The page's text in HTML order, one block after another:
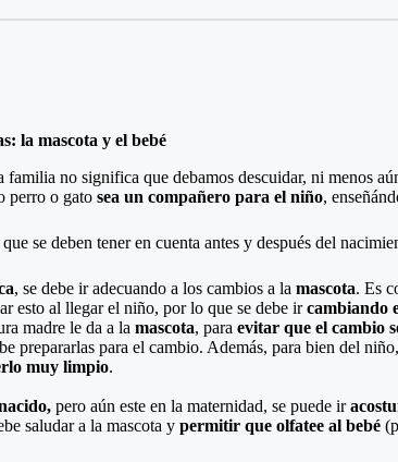
la mascota y el bebé
familia no significa que debamos descuidar, ni menos
perro o gatosea un compañero para el niño,
se deben tener en cuenta antes y después del
, se debe ir adecuando a los cambios a la mascota. Es
esto al llegar el niño, por lo que se debe ircambiando
madre le da a la mascota, para evitar que el cambio
prepararlas para el cambio. Además, para bien del
muy limpio.
pero aún este en la maternidad, se puede ir
saludar a la mascota ypermitir que olfatee al bebé